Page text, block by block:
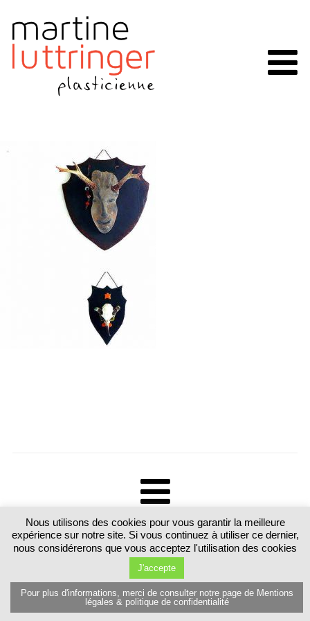
Tous droits réservés. Martine Luttringer 15 route de Sarrebourg 57370
Schalbach. France T.+33 (0)6 89 77 80 81
Nous utilisons des cookies pour vous garantir la meilleure
expérience sur notre site. Si vous continuez à utiliser ce dernier,
nous considérerons que vous acceptez l'utilisation des cookies
J'accepte
Pour plus d'informations, merci de consulter notre page de Mentions
légales & politique de confidentialité